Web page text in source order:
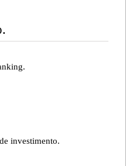
investimento.